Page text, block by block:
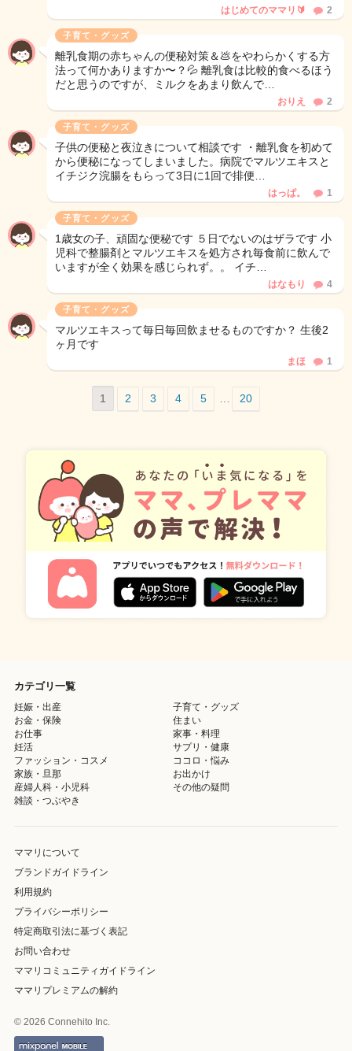
はじめてのママリ🔰 2
子育て・グッズ
離乳食期の赤ちゃんの便秘対策＆💩をやわらかくする方
法って何かありますか〜？💦 離乳食は比較的食べるほう
だと思うのですが、ミルクをあまり飲んで…
おりえ 2
子育て・グッズ
子供の便秘と夜泣きについて相談です ・離乳食を初めて
から便秘になってしまいました。病院でマルツエキスと
イチジク浣腸をもらって3日に1回で排便…
はっぱ。 1
子育て・グッズ
1歳女の子、頑固な便秘です ５日でないのはザラです 小
児科で整腸剤とマルツエキスを処方され毎食前に飲んで
いますが全く効果を感じられず。。 イチ…
はなもり 4
子育て・グッズ
マルツエキスって毎日毎回飲ませるものですか？ 生後2
ヶ月です
まほ 1
1 2 3 4 5 20
カテゴリ一覧
妊娠・出産
子育て・グッズ
お金・保険
住まい
お仕事
家事・料理
妊活
サプリ・健康
ファッション・コスメ
ココロ・悩み
家族・旦那
お出かけ
産婦人科・小児科
その他の疑問
雑談・つぶやき
ママリについて
ブランドガイドライン
利用規約
プライバシーポリシー
特定商取引法に基づく表記
お問い合わせ
ママリコミュニティガイドライン
ママリプレミアムの解約
© 2026 Connehito Inc.